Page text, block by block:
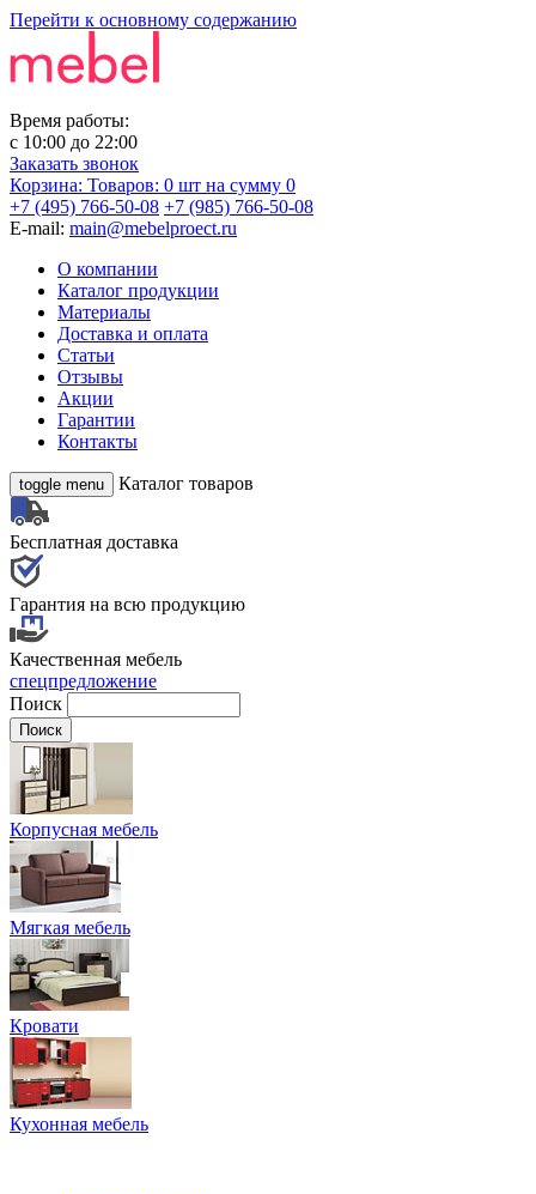
Перейти к основному содержанию
Время работы:
с 10:00 до 22:00
Заказать звонок
Корзина: Товаров: 0 шт на сумму 0
+7 (495) 766-50-08 +7 (985) 766-50-08
E-mail: main@mebelproect.ru
О компании
Каталог продукции
Материалы
Доставка и оплата
Статьи
Отзывы
Акции
Гарантии
Контакты
toggle menu Каталог товаров
Бесплатная доставка
Гарантия на всю продукцию
Качественная мебель
спецпредложение
Поиск
Корпусная мебель
Мягкая мебель
Кровати
Кухонная мебель